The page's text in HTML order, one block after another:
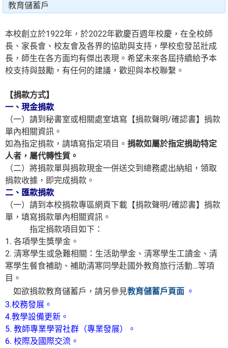
教育儲蓄戶
本校創立於1922年，於2022年歡慶百週年校慶，在全校師
長、家長會、校友會及各界的協助與支持，學校愈發茁壯成
長，師生在各方面均有傑出表現。希望未來各屆持續給予本
校支持與鼓勵，有任何的建議，歡迎與本校聯繫。
【捐款方式】
一、現金捐款
（一）請到秘書室或相關處室填寫【捐款聲明/確認書】捐款
單內相關資訊。
如為指定捐款，請填寫指定項目。 捐款如屬於指定捐助特定
人者，屬代轉性質。
（二）將捐款單與捐款現金一併送交到總務處出納組，領取
捐款收據，即完成捐款。
二、匯款捐款
（一）請到本校捐款專區網頁下載【捐款聲明/確認書】捐款
單，填寫捐款單內相關資訊。
指定捐款項目如下：
1. 各項學生獎學金。
2. 清寒學生或急難相關：生活助學金、清寒學生工讀金、清
寒學生餐食補助、補助清寒同學赴國外教育旅行活動…等項
目。
如欲捐款教育儲蓄戶，請另參見教育儲蓄戶頁面 。
3.校務發展。
4.教學設備更新。
5. 教師專業學習社群（專業發展）。
6. 校際及國際交流。